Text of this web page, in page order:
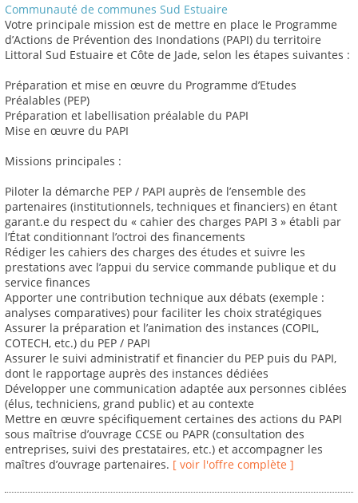
Communauté de communes Sud Estuaire
Votre principale mission est de mettre en place le Programme
d’Actions de Prévention des Inondations (PAPI) du territoire
Littoral Sud Estuaire et Côte de Jade, selon les étapes suivantes :
Préparation et mise en œuvre du Programme d’Etudes
Préalables (PEP)
Préparation et labellisation préalable du PAPI
Mise en œuvre du PAPI
Missions principales :
Piloter la démarche PEP / PAPI auprès de l’ensemble des
partenaires (institutionnels, techniques et financiers) en étant
garant.e du respect du « cahier des charges PAPI 3 » établi par
l’État conditionnant l’octroi des financements
Rédiger les cahiers des charges des études et suivre les
prestations avec l’appui du service commande publique et du
service finances
Apporter une contribution technique aux débats (exemple :
analyses comparatives) pour faciliter les choix stratégiques
Assurer la préparation et l’animation des instances (COPIL,
COTECH, etc.) du PEP / PAPI
Assurer le suivi administratif et financier du PEP puis du PAPI,
dont le rapportage auprès des instances dédiées
Développer une communication adaptée aux personnes ciblées
(élus, techniciens, grand public) et au contexte
Mettre en œuvre spécifiquement certaines des actions du PAPI
sous maîtrise d’ouvrage CCSE ou PAPR (consultation des
entreprises, suivi des prestataires, etc.) et accompagner les
maîtres d’ouvrage partenaires. [ voir l'offre complète ]